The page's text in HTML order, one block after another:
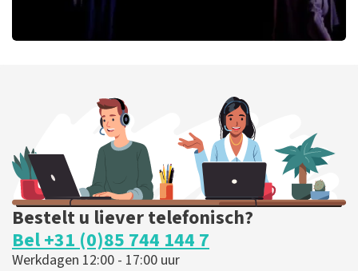
BESTEL NU
Bestelt u liever telefonisch?
Bel +31 (0)85 744 144 7
Werkdagen 12:00 - 17:00 uur